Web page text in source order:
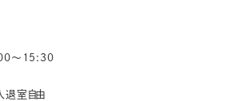
〜15:30
室自由